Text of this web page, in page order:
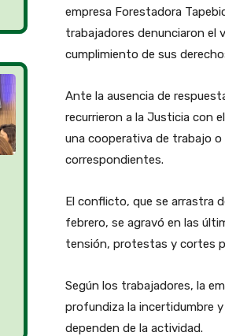
empresa Forestadora
trabajadores denunciaron el
cumplimiento de sus
Ante la ausencia de
recurrieron a la Justicia con
una cooperativa de trabajo o
correspondientes.
El conflicto, que se arrastra
febrero, se agravó en las
tensión, protestas y cortes
Según los trabajadores, la
profundiza la incertidumbre
dependen de la actividad.